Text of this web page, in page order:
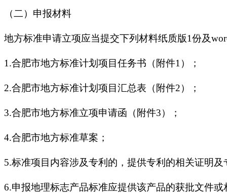
（二）申报材料
地方标准申请立项应当提交下列材料纸质版1份及
1.合肥市地方标准计划项目任务书（附件1）；
2.合肥市地方标准计划项目汇总表（附件2）；
3.合肥市地方标准立项申请函（附件3）；
4.合肥市地方标准草案；
5.标准项目内容涉及专利的，提供专利的相关证明
6.申报地理标志产品标准应提供该产品的获批文件